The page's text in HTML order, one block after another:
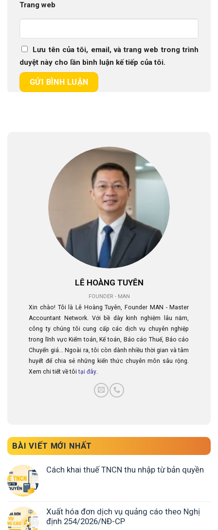
Trang web
Lưu tên của tôi, email, và trang web trong trình
duyệt này cho lần bình luận kế tiếp của tôi.
LÊ HOÀNG TUYÊN
FOUNDER - MAN
Xin chào! Tôi là Lê Hoàng Tuyên, Founder MAN - Master
Accountant Network. Với bề dày kinh nghiệm lâu năm,
công ty chúng tôi cung cấp các dịch vụ chuyên nghiệp
trong lĩnh vực Kiểm toán, Kế toán, Báo cáo Thuế, Báo cáo
Chuyển giá... Ngoài ra, tôi còn dành nhiều thời gian và tâm
huyết để chia sẻ những kiến thức chuyên môn sâu rộng.
Xem chi tiết về tôitại đây.
BÀI VIẾT MỚI NHẤT
Cách khai thuế TNCN thu nhập từ bản quyền
Xuất hóa đơn dịch vụ quảng cáo theo Nghị
định 254/2026/NĐ-CP